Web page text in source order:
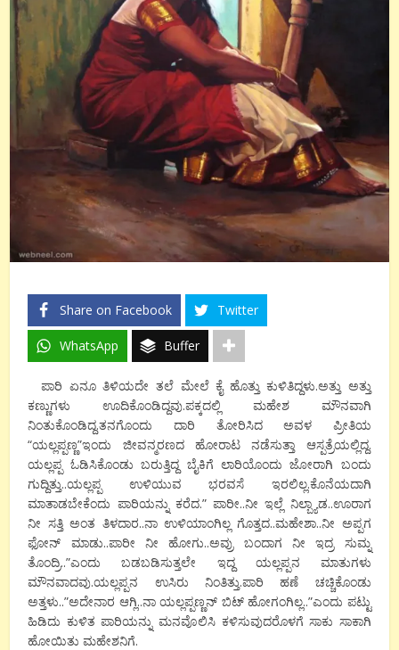
Share on Facebook Twitter
WhatsApp Buffer
ಪಾರಿ ಏನೂ ತಿಳಿಯದೇ ತಲೆ ಮೇಲೆ ಕೈ ಹೊತ್ತು ಕುಳಿತಿದ್ದಳು.ಅತ್ತು ಅತ್ತು
ಕಣ್ಣುಗಳು ಊದಿಕೊಂಡಿದ್ದವು.ಪಕ್ಕದಲ್ಲಿ ಮಹೇಶ ಮೌನವಾಗಿ
ನಿಂತುಕೊಂಡಿದ್ದ.ತನಗೊಂದು ದಾರಿ ತೋರಿಸಿದ ಅವಳ ಪ್ರೀತಿಯ
“ಯಲ್ಲಪ್ಪಣ್ಣ”ಇಂದು ಜೀವನ್ಮರಣದ ಹೋರಾಟ ನಡೆಸುತ್ತಾ ಆಸ್ಪತ್ರೆಯಲ್ಲಿದ್ದ.
ಯಲ್ಲಪ್ಪ ಓಡಿಸಿಕೊಂಡು ಬರುತ್ತಿದ್ದ ಬೈಕಿಗೆ ಲಾರಿಯೊಂದು ಜೋರಾಗಿ ಬಂದು
ಗುದ್ದಿತ್ತು..ಯಲ್ಲಪ್ಪ ಉಳಿಯುವ ಭರವಸೆ ಇರಲಿಲ್ಲ.ಕೊನೆಯದಾಗಿ
ಮಾತಾಡಬೇಕೆಂದು ಪಾರಿಯನ್ನು ಕರೆದ.” ಪಾರೀ..ನೀ ಇಲ್ಲೆ ನಿಲ್ಬ್ಯಾಡ..ಊರಾಗ
ನೀ ಸತ್ತಿ ಅಂತ ತಿಳದಾರ..ನಾ ಉಳಿಯಾಂಗಿಲ್ಲ ಗೊತ್ತದ..ಮಹೇಶಾ..ನೀ ಅಪ್ಪಗ
ಫೋನ್ ಮಾಡು..ಪಾರೀ ನೀ ಹೋಗು..ಅವ್ರು ಬಂದಾಗ ನೀ ಇದ್ರ ಸುಮ್ನ
ತೊಂದ್ರಿ..”ಎಂದು ಬಡಬಡಿಸುತ್ತಲೇ ಇದ್ದ ಯಲ್ಲಪ್ಪನ ಮಾತುಗಳು
ಮೌನವಾದವು.ಯಲ್ಲಪ್ಪನ ಉಸಿರು ನಿಂತಿತ್ತು.ಪಾರಿ ಹಣೆ ಚಚ್ಚಿಕೊಂಡು
ಅತ್ತಳು..”ಅದೇನಾರ ಆಗ್ಲಿ..ನಾ ಯಲ್ಲಪ್ಪಣ್ಣನ್ ಬಿಟ್ ಹೋಗಂಗಿಲ್ಲ..”ಎಂದು ಪಟ್ಟು
ಹಿಡಿದು ಕುಳಿತ ಪಾರಿಯನ್ನು ಮನವೊಲಿಸಿ ಕಳಿಸುವುದರೊಳಗೆ ಸಾಕು ಸಾಕಾಗಿ
ಹೋಯಿತು ಮಹೇಶನಿಗೆ‌.